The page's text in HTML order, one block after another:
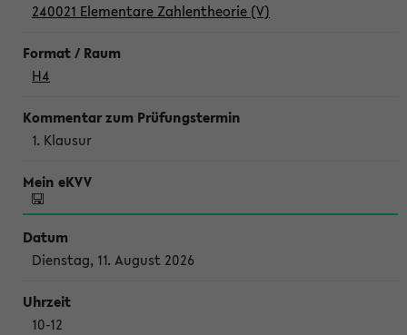
240021 Elementare Zahlentheorie (V)
H4
1. Klausur
Dienstag, 11. August 2026
10-12